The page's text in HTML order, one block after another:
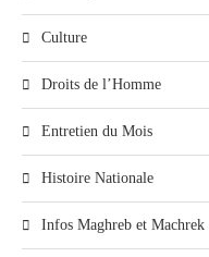
Culture
Droits de l’Homme
Entretien du Mois
Histoire Nationale
Infos Maghreb et Machrek